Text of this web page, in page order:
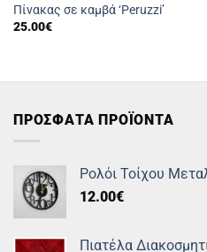
Πίνακας σε καμβά ‘Peruzzi’
25.00€
ΠΡΟΣΦΑΤΑ ΠΡΟΪΟΝΤΑ
Ρολόι Τοίχου
12.00€
Πιατέλα